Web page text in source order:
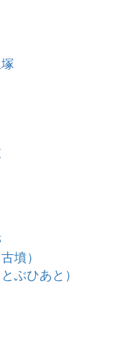
墳）
ぶひあと）